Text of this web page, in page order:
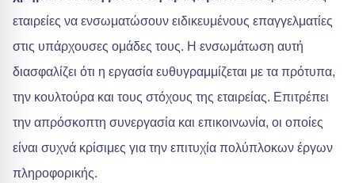
εταιρείες να ενσωματώσουν ειδικευμένους επαγγελματίες
στις υπάρχουσες ομάδες τους. Η ενσωμάτωση αυτή
διασφαλίζει ότι η εργασία ευθυγραμμίζεται με τα πρότυπα,
την κουλτούρα και τους στόχους της εταιρείας. Επιτρέπει
την απρόσκοπτη συνεργασία και επικοινωνία, οι οποίες
είναι συχνά κρίσιμες για την επιτυχία πολύπλοκων έργων
πληροφορικής.